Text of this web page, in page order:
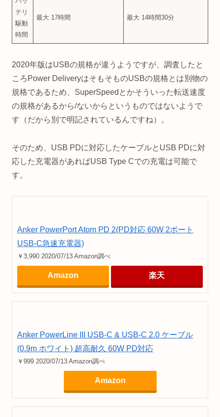
テリ
駆動
時間
最大 17時間 最大 14時間30分
2020年版はUSBの規格が違うようですが、調査したと
ころPower DeliveryはそもそものUSBの規格とは別物の
規格であるため、SuperSpeedとかそういった転送速度
の規格があるから/ないからというものではないようで
す（だから別で明記されているんですね）。
そのため、USB PDに対応したケーブルとUSB PDに対
応した充電器があればUSB Type Cでの充電は可能で
す。
Anker PowerPort Atom PD 2(PD対応 60W 2ポート
USB-C急速充電器)
￥3,990 2020/07/13 Amazon調べ
Amazon 楽天
Anker PowerLine III USB-C & USB-C 2.0 ケーブル
(0.9m ホワイト) 超高耐久 60W PD対応
￥999 2020/07/13 Amazon調べ
Amazon